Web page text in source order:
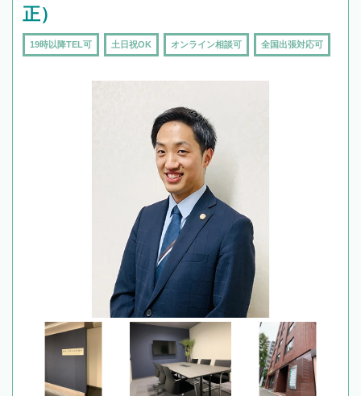
正）
19時以降TEL可 土日祝OK オンライン相談可 全国出張対応可